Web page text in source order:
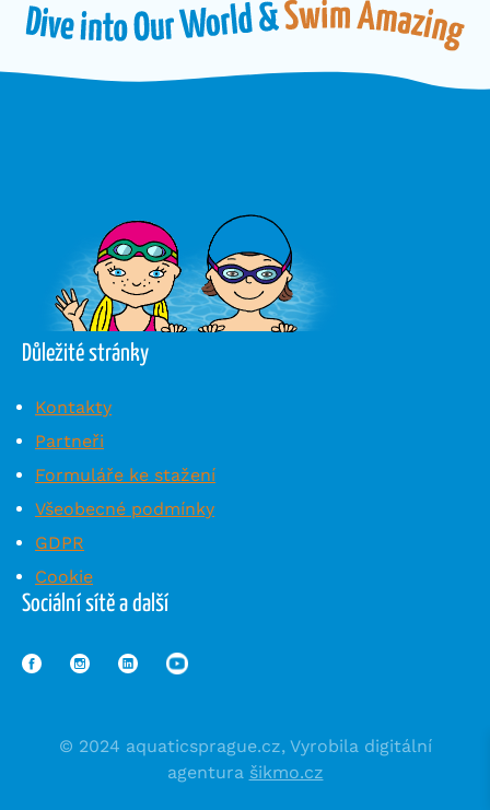
Důležité stránky
Kontakty
Partneři
Formuláře ke stažení
Všeobecné podmínky
GDPR
Cookie
Sociální sítě a další
© 2024 aquaticsprague.cz, Vyrobila digitální
agentura šikmo.cz